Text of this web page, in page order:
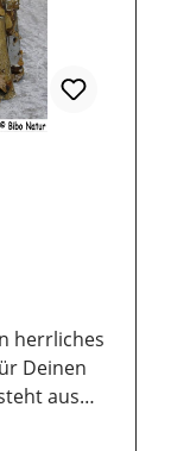
herrliches
Deinen
aus